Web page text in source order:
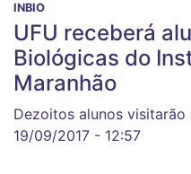
INBIO
UFU receberá
Biológicas do
Maranhão
Dezoitos alunos
19/09/2017 - 12:57